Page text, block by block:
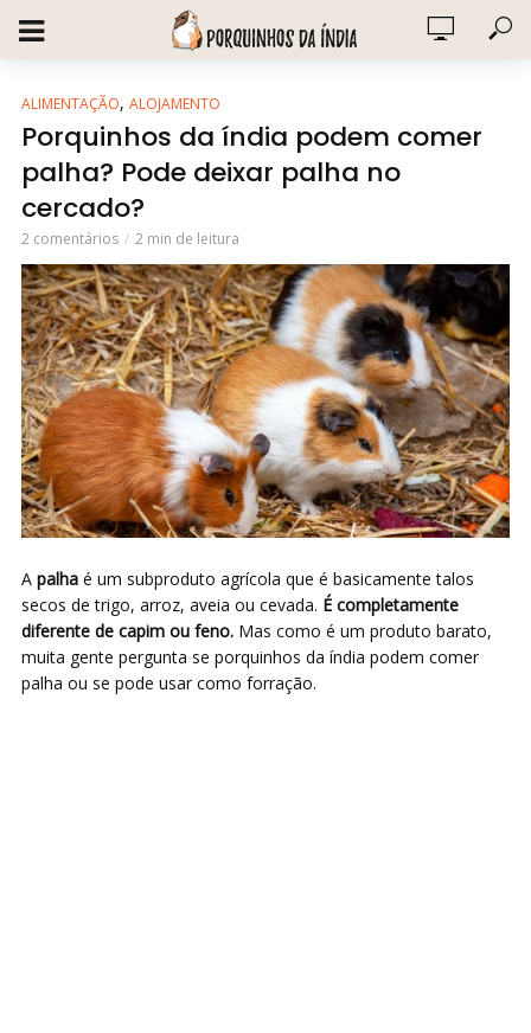
ALIMENTAÇÃO, ALOJAMENTO
Porquinhos da índia podem comer
palha? Pode deixar palha no
cercado?
2 comentários 2 min de leitura
A palha é um subproduto agrícola que é basicamente talos
secos de trigo, arroz, aveia ou cevada. É completamente
diferente de capim ou feno. Mas como é um produto barato,
muita gente pergunta se porquinhos da índia podem comer
palha ou se pode usar como forração.